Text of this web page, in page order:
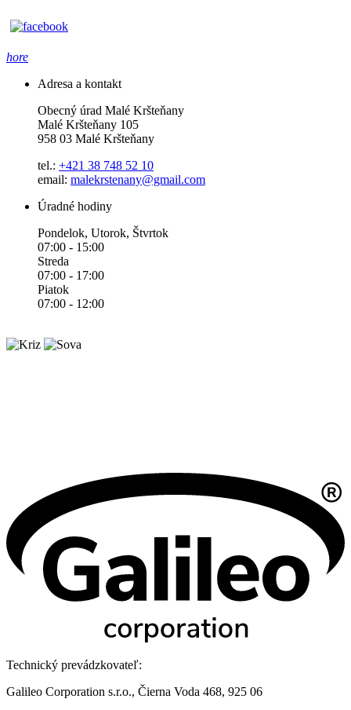
hore
Adresa a kontakt
Obecný úrad Malé Kršteňany
Malé Kršteňany 105
958 03 Malé Kršteňany
tel.: +421 38 748 52 10
email: malekrstenany@gmail.com
Úradné hodiny
Pondelok, Utorok, Štvrtok
07:00 - 15:00
Streda
07:00 - 17:00
Piatok
07:00 - 12:00
Technický prevádzkovateľ:
Galileo Corporation s.r.o., Čierna Voda 468, 925 06